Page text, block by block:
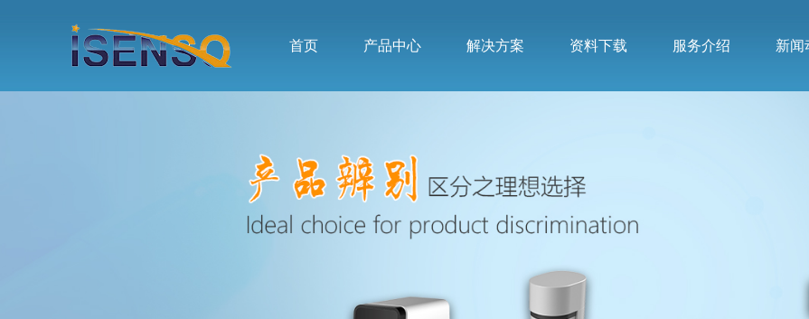
首页 产品中心 解决方案 资料下载 服务介绍 新闻